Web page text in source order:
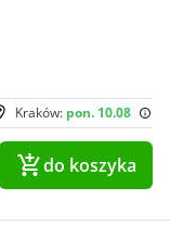
Kraków: pon. 10.08
do koszyka